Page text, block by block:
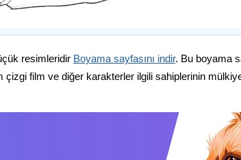
resimleridir Boyama sayfasını indir. Bu boyama
film ve diğer karakterler ilgili sahiplerinin